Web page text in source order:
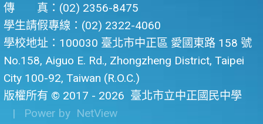
傳 真：(02) 2356-8475
學生請假專線：(02) 2322-4060
學校地址：100030 臺北市中正區 愛國東路 158 號
No.158, Aiguo E. Rd., Zhongzheng District, Taipei
City 100-92, Taiwan (R.O.C.)
版權所有 © 2017 - 2026 臺北市立中正國民中學
| Power by NetView